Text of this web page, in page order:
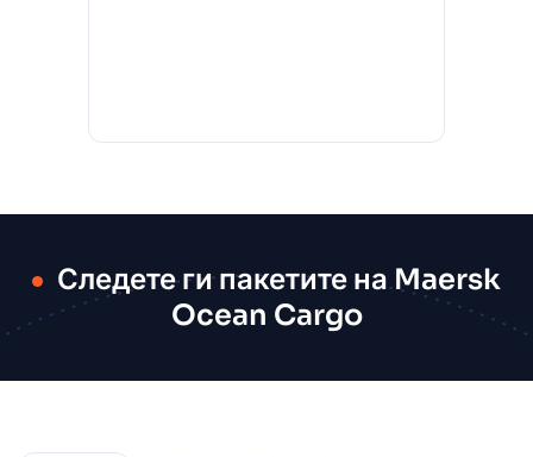
Следете ги пакетите на Maersk
Ocean Cargo